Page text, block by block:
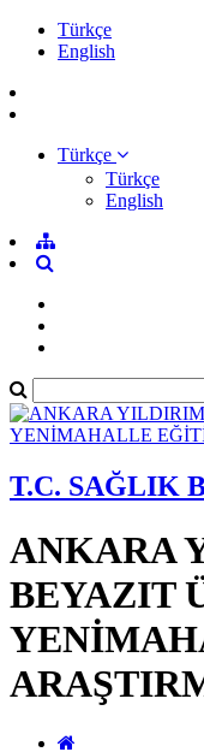
Türkçe
English
Türkçe
Türkçe
English
T.C. SAĞLIK
ANKARA
BEYAZIT